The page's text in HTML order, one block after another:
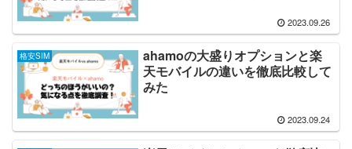
2023.09.26
格安SIM
ahamoの大盛りオプションと楽
天モバイルの違いを徹底比較して
みた
2023.09.24